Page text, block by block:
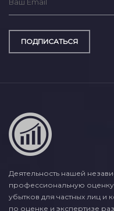
ПОДПИСАТЬСЯ
Деятельность нашей
профессиональную оценку
убытков для частных лиц и
по оценке и экспертизе